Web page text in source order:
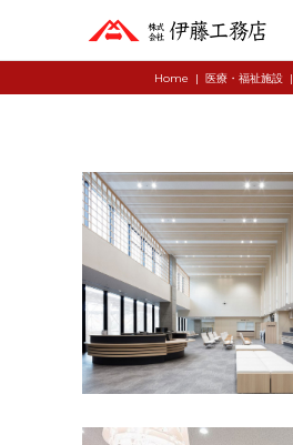
Home | 医療・福祉施設|